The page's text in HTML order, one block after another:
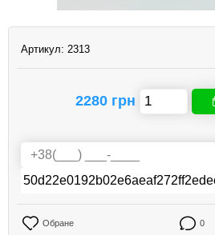
Артикул: 2313
2280 грн
Обране 0